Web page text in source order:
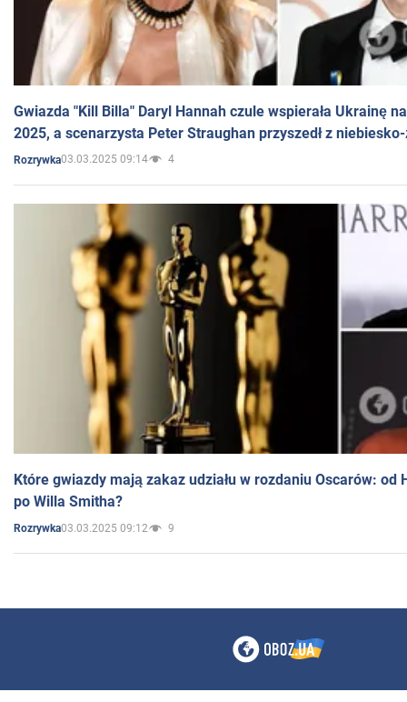
Gwiazda "Kill Billa" Daryl Hannah czule wspierała Ukrainę
2025, a scenarzysta Peter Straughan przyszedł z
Rozrywka03.03.2025 09:14 4
Które gwiazdy mają zakaz udziału w rozdaniu Oscarów: od
po Willa Smitha?
Rozrywka03.03.2025 09:12 9